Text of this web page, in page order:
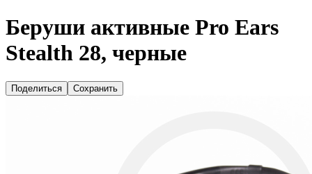
Беруши активные Pro Ears
Stealth 28, черные
Поделиться Сохранить